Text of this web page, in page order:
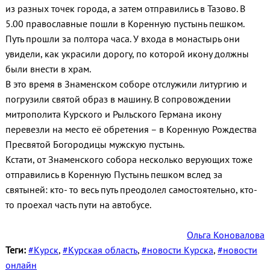
из разных точек города, а затем отправились в Тазово. В
5.00 православные пошли в Коренную пустынь пешком.
Путь прошли за полтора часа. У входа в монастырь они
увидели, как украсили дорогу, по которой икону должны
были внести в храм.
В это время в Знаменском соборе отслужили литургию и
погрузили святой образ в машину. В сопровождении
митрополита Курского и Рыльского Германа икону
перевезли на место её обретения – в Коренную Рождества
Пресвятой Богородицы мужскую пустынь.
Кстати, от Знаменского собора несколько верующих тоже
отправились в Коренную Пустынь пешком вслед за
святыней: кто- то весь путь преодолел самостоятельно, кто-
то проехал часть пути на автобусе.
Ольга Коновалова
Теги: #Курск, #Курская область, #новости Курска, #новости
онлайн